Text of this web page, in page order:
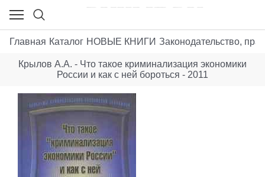
Главная Каталог НОВЫЕ КНИГИ Законодательство,
Крылов А.А. - Что такое криминализация экономики
России и как с ней бороться - 2011